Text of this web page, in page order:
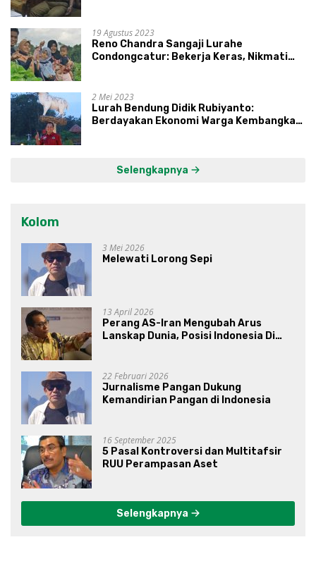
19 Agustus 2023
Reno Chandra Sangaji Lurahe
Condongcatur: Bekerja Keras, Nikmati
2 Mei 2023
Lurah Bendung Didik Rubiyanto:
Berdayakan Ekonomi Warga Kembangkan
Selengkapnya
Kolom
3 Mei 2026
Melewati Lorong Sepi
13 April 2026
Perang AS-Iran Mengubah Arus
Lanskap Dunia, Posisi Indonesia Di
22 Februari 2026
Jurnalisme Pangan Dukung
Kemandirian Pangan di Indonesia
16 September 2025
5 Pasal Kontroversi dan Multitafsir
RUU Perampasan Aset
Selengkapnya